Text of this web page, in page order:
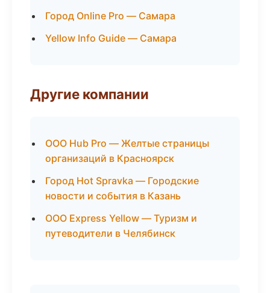
Город Online Pro — Самара
Yellow Info Guide — Самара
Другие компании
ООО Hub Pro — Желтые страницы
организаций в Красноярск
Город Hot Spravka — Городские
новости и события в Казань
ООО Express Yellow — Туризм и
путеводители в Челябинск